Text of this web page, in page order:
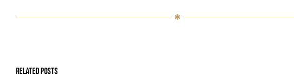
Related Posts